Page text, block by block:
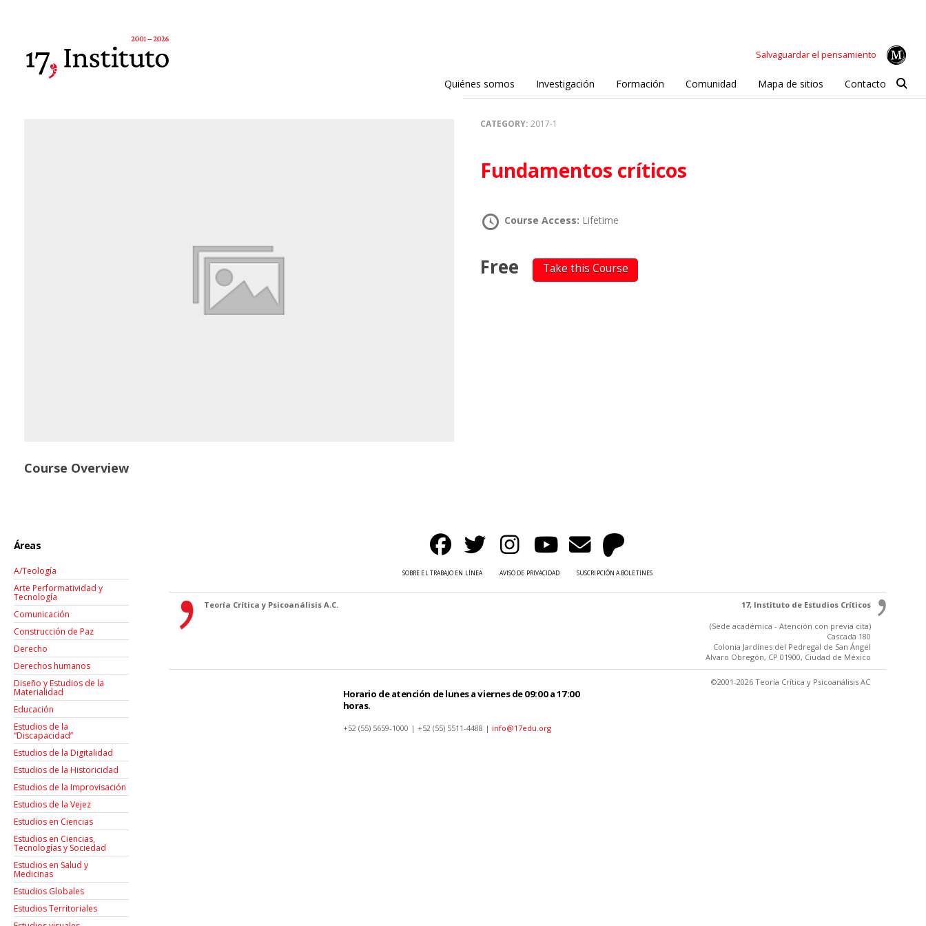
Salvaguardar el pensamiento
Quiénes somos Investigación Formación Comunidad Mapa de sitios Contacto
CATEGORY:2017-1
Fundamentos críticos
Course Access: Lifetime
Free Take this Course
Course Overview
Áreas
A/Teología
Arte Performatividad y
Tecnología
Comunicación
Construcción de Paz
Derecho
Derechos humanos
Diseño y Estudios de la
Materialidad
Educación
Estudios de la
“Discapacidad”
Estudios de la Digitalidad
Estudios de la Historicidad
Estudios de la Improvisación
Estudios de la Vejez
Estudios en Ciencias
Estudios en Ciencias,
Tecnologías y Sociedad
Estudios en Salud y
Medicinas
Estudios Globales
Estudios Territoriales
SOBRE EL TRABAJO EN LÍNEA AVISO DE PRIVACIDAD SUSCRIPCIÓN A BOLETINES
Teoría Crítica y Psicoanálisis A.C. 17, Instituto de Estudios Críticos
(Sede académica - Atención con previa cita)
Cascada 180
Colonia Jardínes del Pedregal de San Ángel
Alvaro Obregón, CP 01900, Ciudad de México
Horario de atención de lunes a viernes de 09:00 a 17:00
horas.
+52 (55) 5659-1000 | +52 (55) 5511-4488 | info@17edu.org
©2001-2026 Teoría Crítica y Psicoanálisis AC